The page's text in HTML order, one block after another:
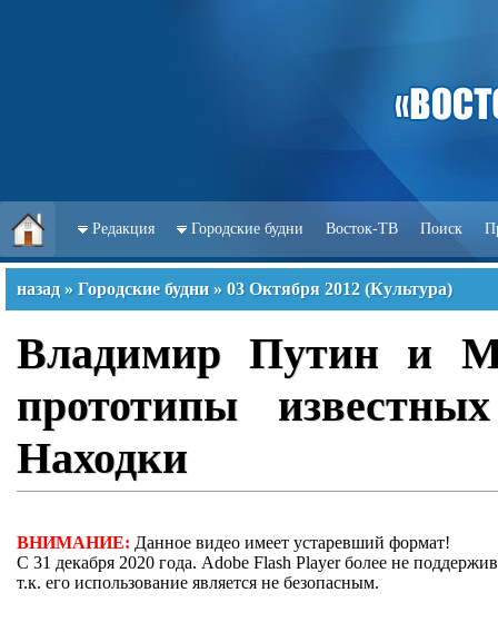
Редакция Городские будни Восток-ТВ Поиск
назад » Городские будни » 03 Октября 2012 (Культура)
Владимир Путин и
прототипы
Находки
ВНИМАНИЕ: Данное видео имеет устаревший формат!
С 31 декабря 2020 года. Adobe Flash Player более не
т.к. его использование является не безопасным.